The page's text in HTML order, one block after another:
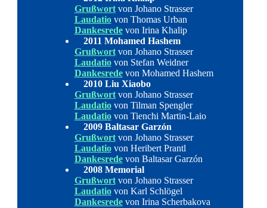
Grußwortvon Johano Strasser
Laudatiovon Thomas Urban
Dankesredevon Irina Khalip
2011 Mohamed Hashem
Grußwortvon Johano Strasser
Laudatiovon Stefan Weidner
Dankesredevon Mohamed Hashem
2010 Liu Xiaobo
Grußwortvon Johano Strasser
Laudatiovon Tilman Spengler
Laudatiovon Tienchi Martin-Laio
2009 Baltasar Garzón
Grußwortvon Johano Strasser
Laudatiovon Heribert Prantl
Dankesredevon Baltasar Garzón
2008 Memorial
Grußwortvon Johano Strasser
Laudatiovon Karl Schlögel
Dankesredevon Irina Scherbakova